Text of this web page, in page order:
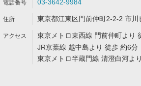
03-3642-9984
東京都江東区門前仲町2-2-2 市川
東京メトロ東西線 門前仲町より
JR京葉線 越中島より 徒歩 約6分
東京メトロ半蔵門線 清澄白河よ